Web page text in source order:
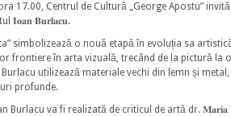
17.00, Centrul de Cultură „George Apostu”
𝐈𝐨𝐚𝐧 𝐁𝐮𝐫𝐥𝐚𝐜𝐮.
simbolizează o nouă etapă în evoluția sa
frontiere în arta vizuală, trecând de la pictură la
Burlacu utilizează materiale vechi din lemn și
profunde.
va fi realizată de criticul de artă dr. 𝐌𝐚𝐫𝐢𝐚